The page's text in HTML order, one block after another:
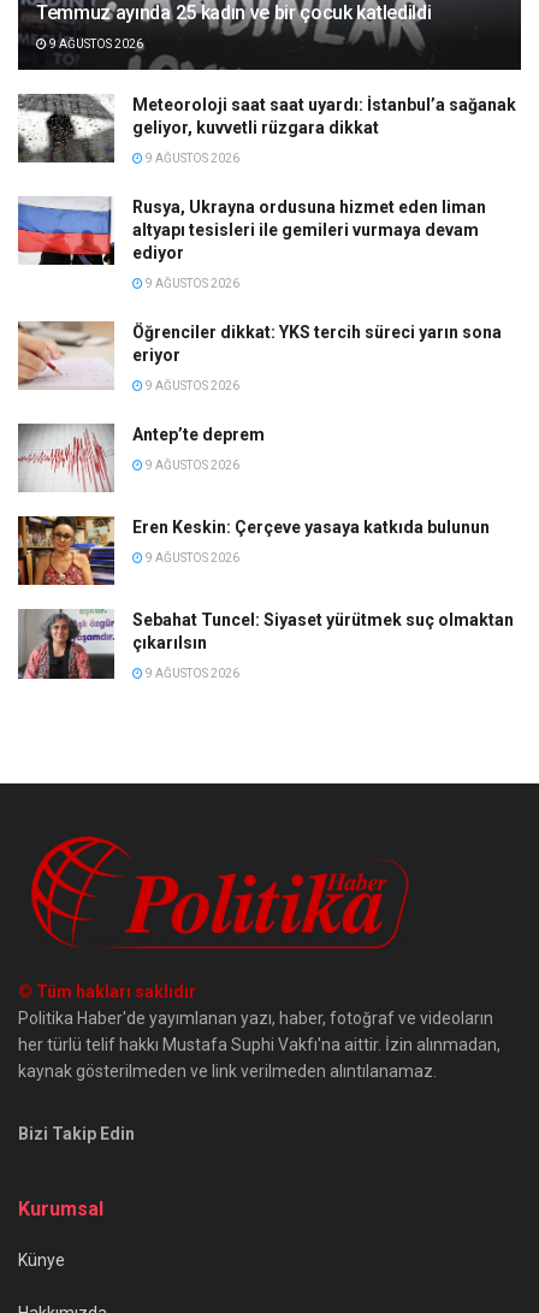
Temmuz ayında 25 kadın ve bir çocuk katledildi
9 AĞUSTOS 2026
Meteoroloji saat saat uyardı: İstanbul’a sağanak
geliyor, kuvvetli rüzgara dikkat
9 AĞUSTOS 2026
Rusya, Ukrayna ordusuna hizmet eden liman
altyapı tesisleri ile gemileri vurmaya devam
ediyor
9 AĞUSTOS 2026
Öğrenciler dikkat: YKS tercih süreci yarın sona
eriyor
9 AĞUSTOS 2026
Antep’te deprem
9 AĞUSTOS 2026
Eren Keskin: Çerçeve yasaya katkıda bulunun
9 AĞUSTOS 2026
Sebahat Tuncel: Siyaset yürütmek suç olmaktan
çıkarılsın
9 AĞUSTOS 2026
© Tüm hakları saklıdır
Politika Haber'de yayımlanan yazı, haber, fotoğraf ve videoların
her türlü telif hakkı Mustafa Suphi Vakfı'na aittir. İzin alınmadan,
kaynak gösterilmeden ve link verilmeden alıntılanamaz.
Bizi Takip Edin
Kurumsal
Künye